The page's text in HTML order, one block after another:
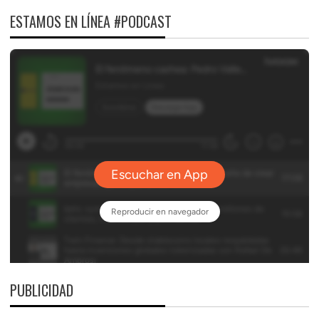
ESTAMOS EN LÍNEA #PODCAST
PUBLICIDAD